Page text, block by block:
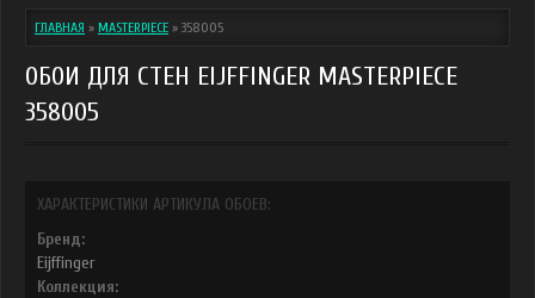
ГЛАВНАЯ » MASTERPIECE » 358005
ОБОИ ДЛЯ СТЕН EIJFFINGER MASTERPIECE
358005
ХАРАКТЕРИСТИКИ АРТИКУЛА ОБОЕВ:
Бренд:
Eijffinger
Коллекция: